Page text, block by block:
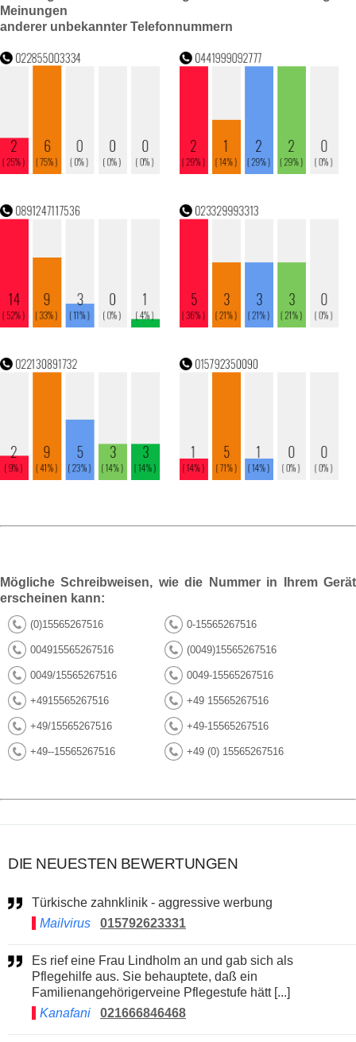
Meinungen
anderer unbekannter Telefonnummern
Mögliche Schreibweisen, wie die Nummer in Ihrem Gerät
erscheinen kann:
(0)15565267516 0-15565267516
004915565267516 (0049)15565267516
0049/15565267516 0049-15565267516
+4915565267516 +49 15565267516
+49/15565267516 +49-15565267516
+49--15565267516 +49 (0) 15565267516
DIE NEUESTEN BEWERTUNGEN
Türkische zahnklinik - aggressive werbung
Mailvirus
015792623331
Es rief eine Frau Lindholm an und gab sich als
Pflegehilfe aus. Sie behauptete, daß ein
Familienangehörigerveine Pflegestufe hätt [...]
Kanafani
021666846468